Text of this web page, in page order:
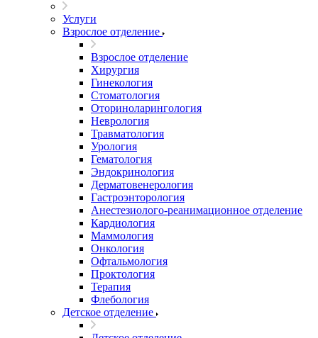
Услуги
Взрослое отделение
Взрослое отделение
Хирургия
Гинекология
Стоматология
Оториноларингология
Неврология
Травматология
Урология
Гематология
Эндокринология
Дерматовенерология
Гастроэнторология
Анестезиолого-реанимационное отделение
Кардиология
Маммология
Онкология
Офтальмология
Проктология
Терапия
Флебология
Детское отделение